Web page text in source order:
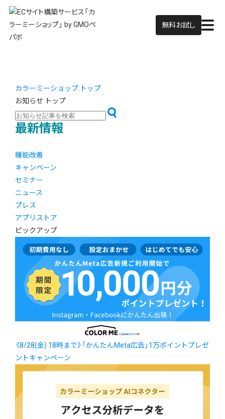
無料お試し
カラーミーショップ トップ
お知らせ トップ
最新情報
機能改善
キャンペーン
セミナー
ニュース
プレス
アプリストア
ピックアップ
《8/28(金) 18時まで》「かんたんMeta広告」1万ポイントプレゼ
ントキャンペーン